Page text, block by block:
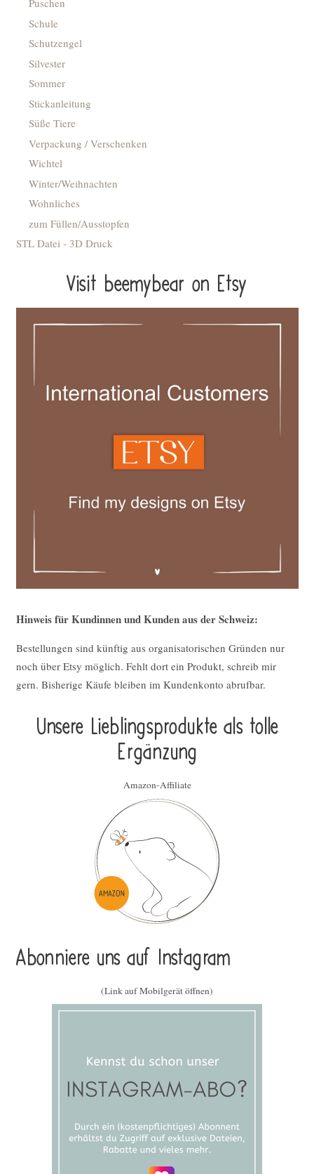
Puschen
Schule
Schutzengel
Silvester
Sommer
Stickanleitung
Süße Tiere
Verpackung / Verschenken
Wichtel
Winter/Weihnachten
Wohnliches
zum Füllen/Ausstopfen
STL Datei - 3D Druck
Visit beemybear on Etsy
Hinweis für Kundinnen und Kunden aus der Schweiz:
Bestellungen sind künftig aus organisatorischen Gründen nur
noch über Etsy möglich. Fehlt dort ein Produkt, schreib mir
gern. Bisherige Käufe bleiben im Kundenkonto abrufbar.
Unsere Lieblings­pro­duk­te als tolle
Ergän­zung
Amazon-Affiliate
Abonniere uns auf Instagram
(Link auf Mobilgerät öffnen)